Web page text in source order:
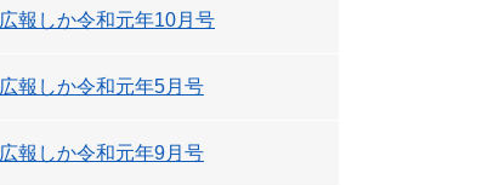
広報しか令和元年10月号
広報しか令和元年5月号
広報しか令和元年9月号